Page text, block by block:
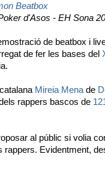
Beatbox
d'Asos - EH Sona
de beatbox i
de fer les bases del
Mireia Mena de
rappers bascos de
al públic si volia
rappers. Evidentment,